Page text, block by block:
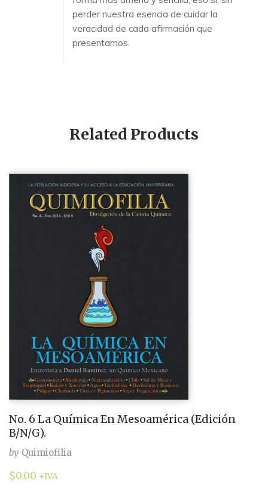
perder nuestra esencia de cuidar la
veracidad de cada afirmación que
presentamos.
Related Products
No. 6 La Química En Mesoamérica (Edición
B/N/G).
by Quimiofilia
$0.00 +IVA